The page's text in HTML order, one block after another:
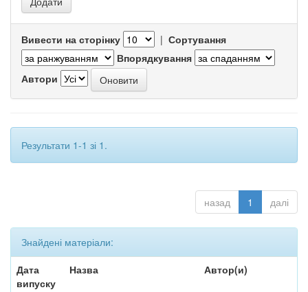
Вивести на сторінку | Сортування
Впорядкування
Автори
Результати 1-1 зі 1.
назад 1 далі
Знайдені матеріали:
Дата
випуску
Назва Автор(и)